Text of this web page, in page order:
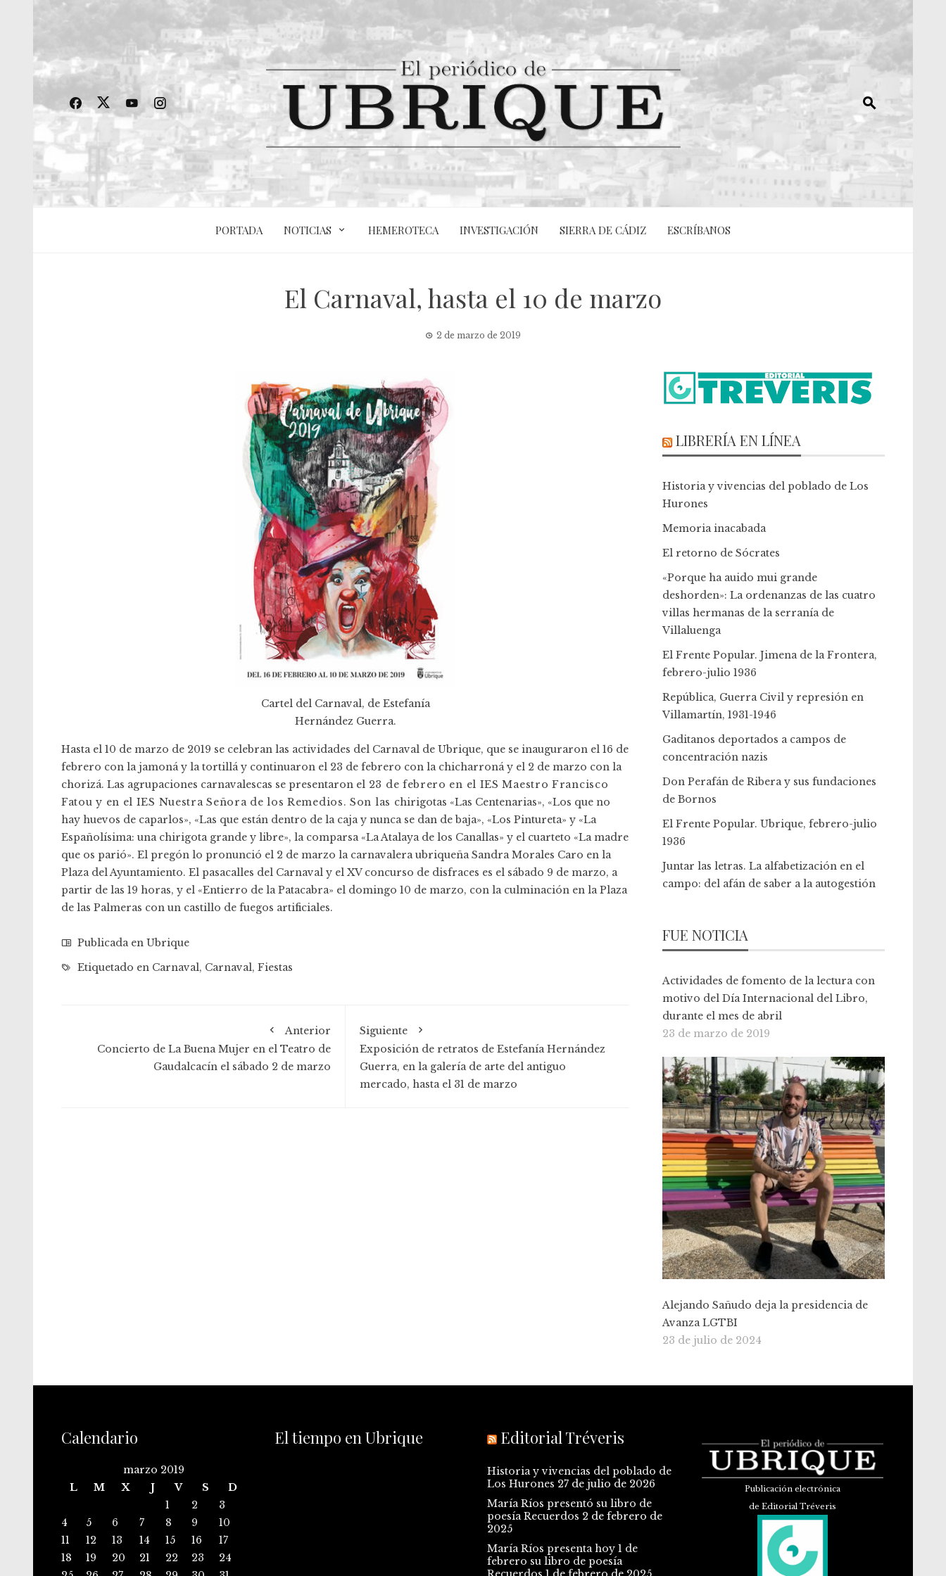
PORTADA NOTICIAS HEMEROTECA INVESTIGACIÓN SIERRA DE CÁDIZ ESCRÍBANOS
El Carnaval, hasta el 10 de marzo
2 de marzo de 2019
Cartel del Carnaval, de Estefanía
Hernández Guerra.
Hasta el 10 de marzo de 2019 se celebran las actividades del Carnaval de Ubrique, que se inauguraron el 16 de
febrero con la jamoná y la tortillá y continuaron el 23 de febrero con la chicharroná y el 2 de marzo con la
chorizá. Las agrupaciones carnavalescas se presentaron el 23 de febrero en el IES Maestro Francisco
Fatou y en el IES Nuestra Señora de los Remedios. Son las chirigotas «Las Centenarias», «Los que no
hay huevos de caparlos», «Las que están dentro de la caja y nunca se dan de baja», «Los Pintureta» y «La
Españolísima: una chirigota grande y libre», la comparsa «La Atalaya de los Canallas» y el cuarteto «La madre
que os parió». El pregón lo pronunció el 2 de marzo la carnavalera ubriqueña Sandra Morales Caro en la
Plaza del Ayuntamiento. El pasacalles del Carnaval y el XV concurso de disfraces es el sábado 9 de marzo, a
partir de las 19 horas, y el «Entierro de la Patacabra» el domingo 10 de marzo, con la culminación en la Plaza
de las Palmeras con un castillo de fuegos artificiales.
Publicada en Ubrique
Etiquetado en Carnaval, Carnaval, Fiestas
Anterior
Concierto de La Buena Mujer en el Teatro de
Gaudalcacín el sábado 2 de marzo
Siguiente
Exposición de retratos de Estefanía Hernández
Guerra, en la galería de arte del antiguo
mercado, hasta el 31 de marzo
LIBRERÍA EN LÍNEA
Historia y vivencias del poblado de Los
Hurones
Memoria inacabada
El retorno de Sócrates
«Porque ha auido mui grande
deshorden»: La ordenanzas de las cuatro
villas hermanas de la serranía de
Villaluenga
El Frente Popular. Jimena de la Frontera,
febrero-julio 1936
República, Guerra Civil y represión en
Villamartín, 1931-1946
Gaditanos deportados a campos de
concentración nazis
Don Perafán de Ribera y sus fundaciones
de Bornos
El Frente Popular. Ubrique, febrero-julio
1936
Juntar las letras. La alfabetización en el
campo: del afán de saber a la autogestión
FUE NOTICIA
Actividades de fomento de la lectura con
motivo del Día Internacional del Libro,
durante el mes de abril
23 de marzo de 2019
Alejando Sañudo deja la presidencia de
Avanza LGTBI
23 de julio de 2024
Calendario
marzo 2019
L
M X J V S
D
1
2
3
4
5 6 7 8 9
10
11
12 13 14 15 16
17
18
19 20 21 22 23
24
El tiempo en Ubrique Editorial Tréveris
Historia y vivencias del poblado de
Los Hurones 27 de julio de 2026
María Ríos presentó su libro de
poesía Recuerdos 2 de febrero de
2025
María Ríos presenta hoy 1 de
febrero su libro de poesía
Publicación electrónica
de Editorial Tréveris